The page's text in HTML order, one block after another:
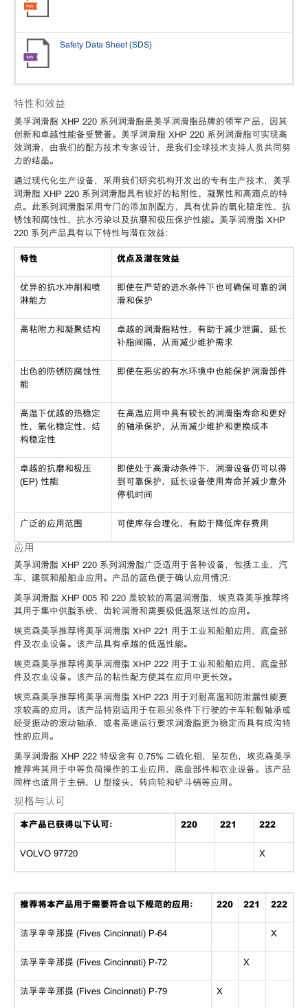
Safety Data Sheet (SDS)
特性和效益
美孚润滑脂 XHP 220 系列润滑脂是美孚润滑脂品牌的领军产品，因其
创新和卓越性能备受赞誉。美孚润滑脂 XHP 220 系列润滑脂可实现高
效润滑，由我们的配方技术专家设计，是我们全球技术支持人员共同努
力的结晶。
通过现代化生产设备，采用我们研究机构开发出的专有生产技术，美孚
润滑脂 XHP 220 系列润滑脂具有较好的粘附性、凝聚性和高滴点的特
点。此系列润滑脂采用专门的添加剂配方，具有优异的氧化稳定性、抗
锈蚀和腐蚀性、抗水污染以及抗磨和极压保护性能。美孚润滑脂 XHP
220 系列产品具有以下特性与潜在效益：
特性 优点及潜在效益
优异的抗水冲刷和喷
淋能力
即使在严苛的进水条件下也可确保可靠的润
滑和保护
高粘附力和凝聚结构
卓越的润滑脂粘性，有助于减少泄漏、延长
补脂间隔，从而减少维护需求
出色的防锈防腐蚀性
能
即使在恶劣的有水环境中也能保护润滑部件
高温下优越的热稳定
性、氧化稳定性、结
构稳定性
在高温应用中具有较长的润滑脂寿命和更好
的轴承保护，从而减少维护和更换成本
卓越的抗磨和极压
(EP) 性能
即使处于高滑动条件下，润滑设备仍可以得
到可靠保护，延长设备使用寿命并减少意外
停机时间
广泛的应用范围 可使库存合理化，有助于降低库存费用
应用
美孚润滑脂 XHP 220 系列润滑脂广泛适用于各种设备，包括工业、汽
车、建筑和船舶业应用。产品的蓝色便于确认应用情况：
美孚润滑脂 XHP 005 和 220 是较软的高温润滑脂，埃克森美孚推荐将
其用于集中供脂系统、齿轮润滑和需要极低温泵送性的应用。
埃克森美孚推荐将美孚润滑脂 XHP 221 用于工业和船舶应用、底盘部
件及农业设备。该产品具有卓越的低温性能。
埃克森美孚推荐将美孚润滑脂 XHP 222 用于工业和船舶应用、底盘部
件及农业设备。该产品的粘性配方使其在应用中更长效。
埃克森美孚推荐将美孚润滑脂 XHP 223 用于对耐高温和防泄漏性能要
求较高的应用。该产品特别适用于在恶劣条件下行驶的卡车轮毂轴承或
经受振动的滚动轴承，或者高速运行要求润滑脂更为稳定而具有成沟特
性的应用。
美孚润滑脂 XHP 222 特级含有 0.75% 二硫化钼，呈灰色，埃克森美孚
推荐将其用于中等负荷操作的工业应用、底盘部件和农业设备。该产品
同样也适用于主销、U 型接头、转向轮和铲斗销等应用。
规格与认可
本产品已获得以下认可： 220 221 222
VOLVO 97720 X
推荐将本产品用于需要符合以下规范的应用： 220 221 222
法孚辛辛那提 (Fives Cincinnati) P-64 X
法孚辛辛那提 (Fives Cincinnati) P-72 X
法孚辛辛那提 (Fives Cincinnati) P-79 X